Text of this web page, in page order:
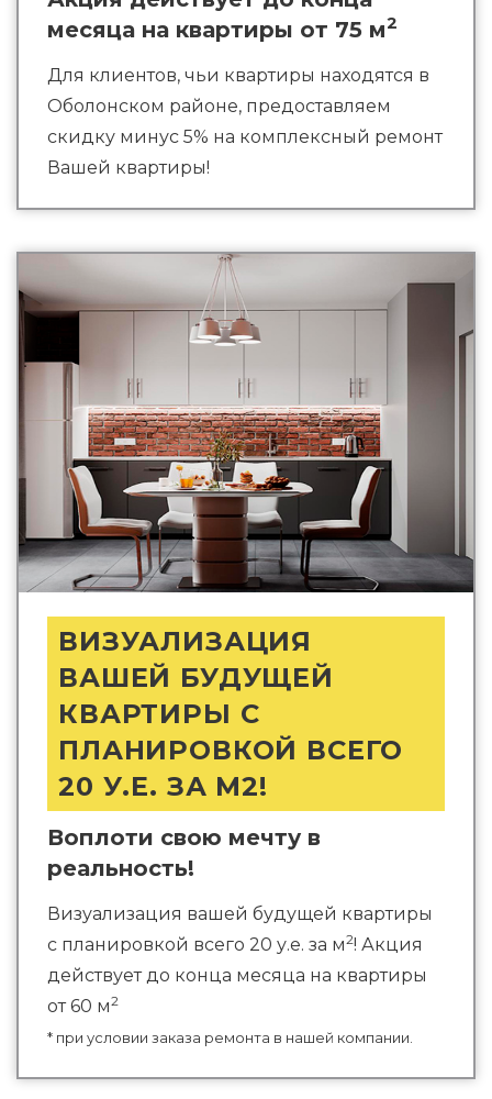
месяца на квартиры от 75 м2
Для клиентов, чьи квартиры находятся в
Оболонском районе, предоставляем
скидку минус 5% на комплексный ремонт
Вашей квартиры!
ВИЗУАЛИЗАЦИЯ
ВАШЕЙ БУДУЩЕЙ
КВАРТИРЫ С
ПЛАНИРОВКОЙ ВСЕГО
20 У.Е. ЗА М2!
Воплоти свою мечту в
реальность!
Визуализация вашей будущей квартиры
с планировкой всего 20 у.е. за м2! Акция
действует до конца месяца на квартиры
от 60 м2
* при условии заказа ремонта в нашей компании.